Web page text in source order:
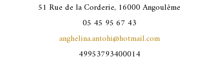
51 Rue de la Corderie, 16000 Angoulême
05 45 95 67 43
anghelina.antohi@hotmail.com
49953793400014